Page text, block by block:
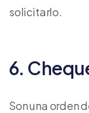
solicitarlo.
6.
Son una orden